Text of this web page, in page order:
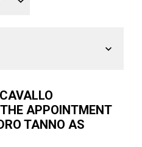
APPOINTMENT
TANNO AS